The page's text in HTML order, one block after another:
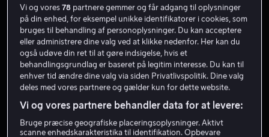
The Garfield Movie
5.7 Komedie Familiefilm 2024
1 t. 36 min
7 år
UHD
Lej 49 kr
Vi og vores78 partnere gemmer og får adgang til oplysninger
på din enhed, for eksempel unikke identifikatorer i cookies, som
bruges til behandling af personoplysninger. Du kan acceptere
eller administrere dine valg ved at klikke nedenfor. Her kan du
også udøve din ret til at gøre indsigelse, hvis et
behandlingsgrundlag er baseret på legitim interesse. Du kan til
enhver tid ændre dine valg via siden Privatlivspolitik. Dine valg
deles med vores partnere og gælder kun for dette website.
Vi og vores partnere behandler data for at levere:
Bruge præcise geografiske placeringsoplysninger. Aktivt
scanne enhedskarakteristika til identifikation. Opbevare